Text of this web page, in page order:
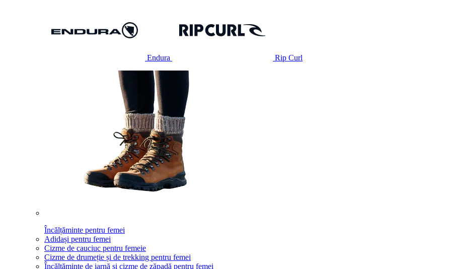
Endura Rip Curl
Încălțăminte pentru femei
Adidași pentru femei
Cizme de cauciuc pentru femeie
Cizme de drumeție și de trekking pentru femei
Încălțăminte de iarnă și cizme de zăpadă pentru femei